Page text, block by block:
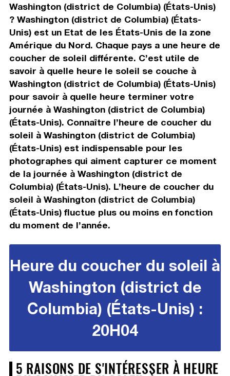
Washington (district de Columbia) (États-Unis)
? Washington (district de Columbia) (États-
Unis) est un Etat de les États-Unis de la zone
Amérique du Nord. Chaque pays a une heure de
coucher de soleil différente. C’est utile de
savoir à quelle heure le soleil se couche à
Washington (district de Columbia) (États-Unis)
pour savoir à quelle heure terminer votre
journée à Washington (district de Columbia)
(États-Unis). Connaître l’heure de coucher du
soleil à Washington (district de Columbia)
(États-Unis) est indispensable pour les
photographes qui aiment capturer ce moment
de la journée à Washington (district de
Columbia) (États-Unis). L’heure de coucher du
soleil à Washington (district de Columbia)
(États-Unis) fluctue plus ou moins en fonction
du moment de l’année.
Heure du coucher du soleil à
Washington (district de
Columbia) (États-Unis) :
20H04
5 RAISONS DE S'INTÉRESSER À HEURE